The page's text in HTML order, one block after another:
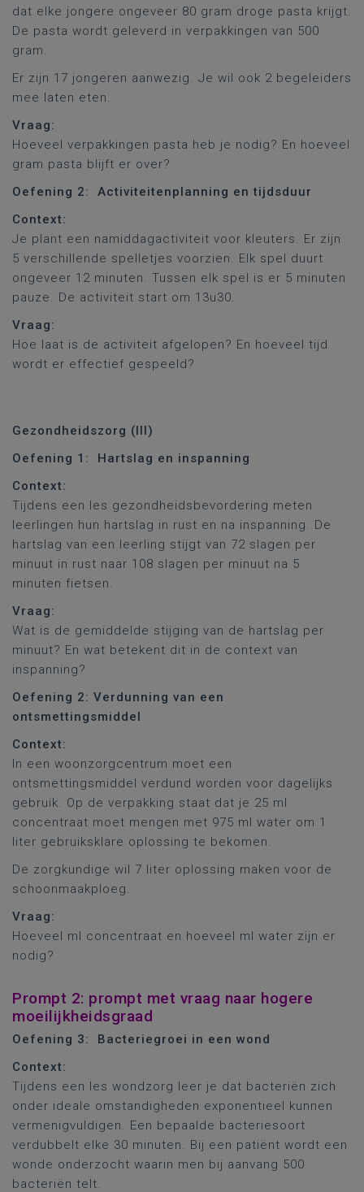
dat elke jongere ongeveer 80 gram droge pasta krijgt.
De pasta wordt geleverd in verpakkingen van 500
gram.
Er zijn 17 jongeren aanwezig. Je wil ook 2 begeleiders
mee laten eten.
Vraag:
Hoeveel verpakkingen pasta heb je nodig? En hoeveel
gram pasta blijft er over?
Oefening 2:
Activiteitenplanning en tijdsduur
Context:
Je plant een namiddagactiviteit voor kleuters. Er zijn
5 verschillende spelletjes voorzien. Elk spel duurt
ongeveer 12 minuten. Tussen elk spel is er 5 minuten
pauze. De activiteit start om 13u30.
Vraag:
Hoe laat is de activiteit afgelopen? En hoeveel tijd
wordt er effectief gespeeld?
Gezondheidszorg (III)
Oefening 1: Hartslag en inspanning
Context:
Tijdens een les gezondheidsbevordering meten
leerlingen hun hartslag in rust en na inspanning. De
hartslag van een leerling stijgt van 72 slagen per
minuut in rust naar 108 slagen per minuut na 5
minuten fietsen.
Vraag:
Wat is de gemiddelde stijging van de hartslag per
minuut? En wat betekent dit in de context van
inspanning?
Oefening 2: Verdunning van een
ontsmettingsmiddel
Context:
In een woonzorgcentrum moet een
ontsmettingsmiddel verdund worden voor dagelijks
gebruik. Op de verpakking staat dat je 25 ml
concentraat moet mengen met 975 ml water om 1
liter gebruiksklare oplossing te bekomen.
De zorgkundige wil 7 liter oplossing maken voor de
schoonmaakploeg.
Vraag:
Hoeveel ml concentraat en hoeveel ml water zijn er
nodig?
Prompt 2: prompt met vraag naar hogere
moeilijkheidsgraad
Oefening 3:
Bacteriegroei in een wond
Context:
Tijdens een les wondzorg leer je dat bacteriën zich
onder ideale omstandigheden exponentieel kunnen
vermenigvuldigen. Een bepaalde bacteriesoort
verdubbelt elke 30 minuten. Bij een patiënt wordt een
wonde onderzocht waarin men bij aanvang 500
bacteriën telt.